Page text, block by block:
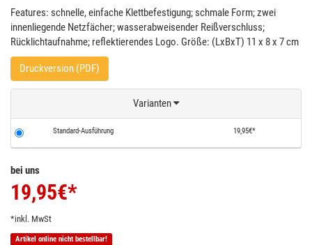
Features: schnelle, einfache Klettbefestigung; schmale Form; zwei
innenliegende Netzfächer; wasserabweisender Reißverschluss;
Rücklichtaufnahme; reflektierendes Logo. Größe: (LxBxT) 11 x 8 x 7 cm
Druckversion (PDF)
Varianten
Standard-Ausführung 19,95€*
bei uns
19,95€*
*inkl. MwSt
Artikel online nicht bestellbar!